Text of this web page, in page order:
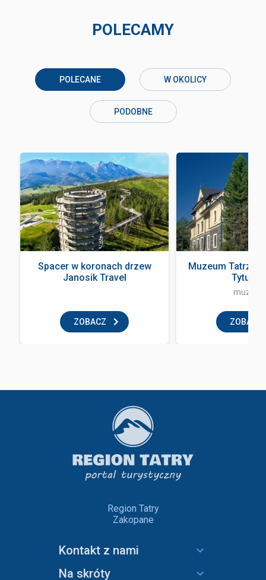
POLECAMY
POLECANE W OKOLICY
PODOBNE
Spacer w koronach drzew
Janosik Travel
ZOBACZ
Muzeum
Tytusa
ZOBACZ
Region Tatry
Zakopane
Kontakt z nami
Na skróty